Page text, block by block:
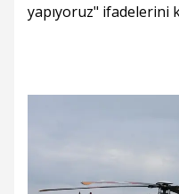
yapıyoruz" ifadelerini